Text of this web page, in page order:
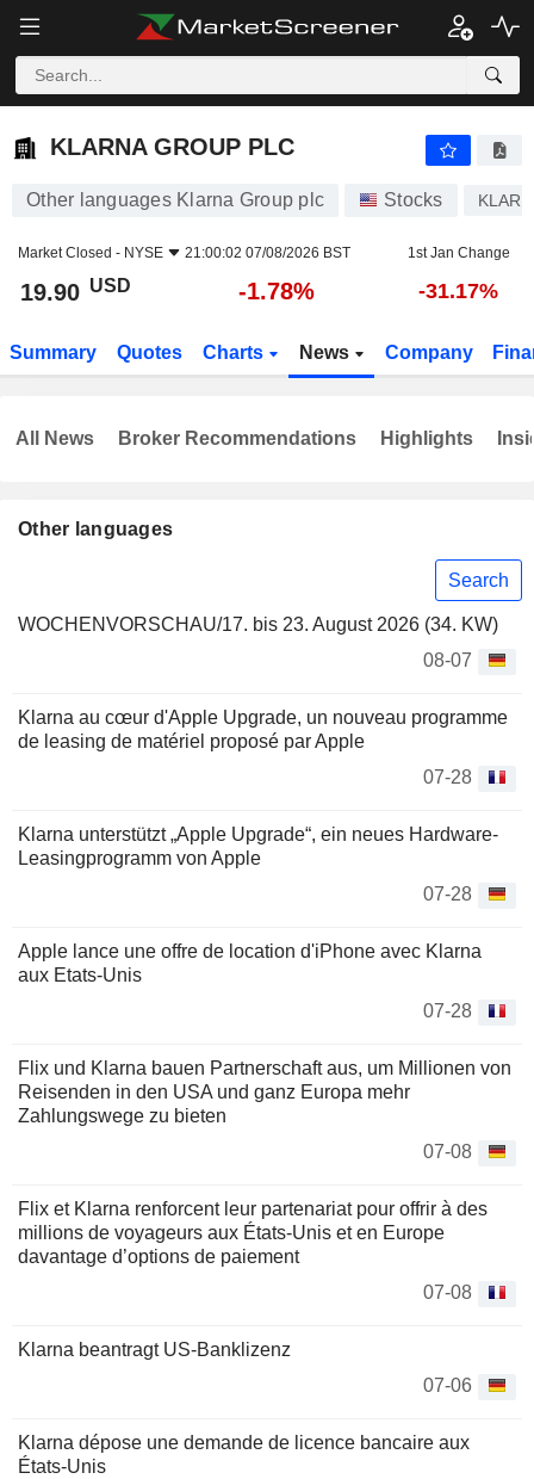
KLARNA GROUP PLC
KLARNA GROUP PLC
Other languages Klarna Group plc Stocks KLAR
Market Closed - NYSE 21:00:02 07/08/2026 BST 1st Jan Change
19.90 USD -1.78% -31.17%
Summary Quotes Charts News Company
Other languages
Search
WOCHENVORSCHAU/17. bis 23. August 2026 (34. KW)
08-07
Klarna au cœur d'Apple Upgrade, un nouveau programme
de leasing de matériel proposé par Apple
07-28
Klarna unterstützt „Apple Upgrade“, ein neues Hardware-
Leasingprogramm von Apple
07-28
Apple lance une offre de location d'iPhone avec Klarna
aux Etats-Unis
07-28
Flix und Klarna bauen Partnerschaft aus, um Millionen von
Reisenden in den USA und ganz Europa mehr
Zahlungswege zu bieten
07-08
Flix et Klarna renforcent leur partenariat pour offrir à des
millions de voyageurs aux États-Unis et en Europe
davantage d’options de paiement
07-08
Klarna beantragt US-Banklizenz
07-06
Klarna dépose une demande de licence bancaire aux
États-Unis
All News Broker Recommendations Highlights